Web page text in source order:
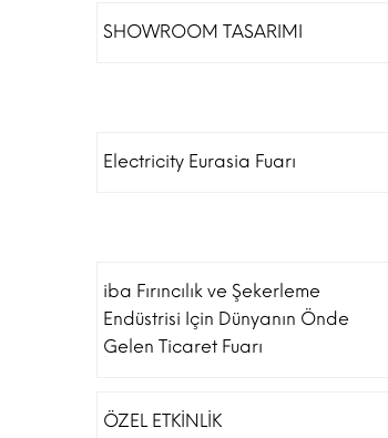
SHOWROOM TASARIMI
Electricity Eurasia Fuarı
iba Fırıncılık ve Şekerleme
Endüstrisi Için Dünyanın Önde
Gelen Ticaret Fuarı
ÖZEL ETKİNLİK